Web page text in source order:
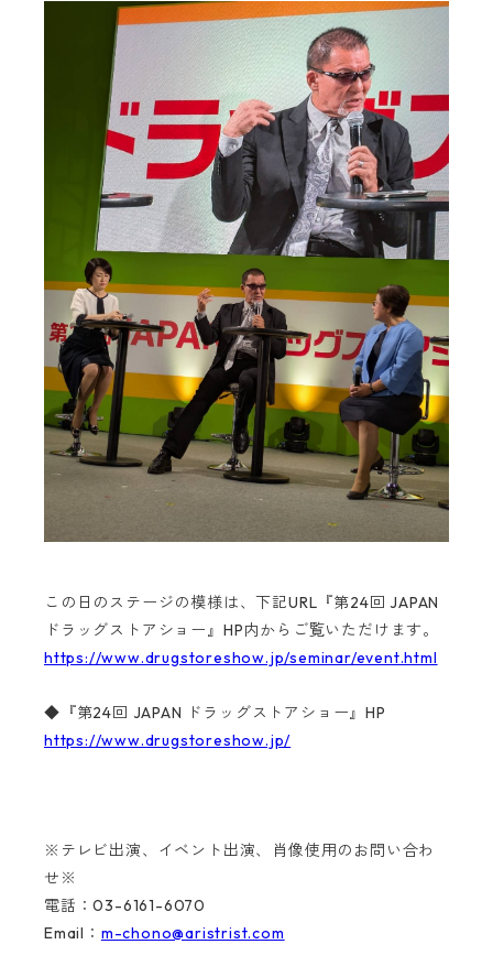
この日のステージの模様は、下記URL『第24回 JAPAN
ドラッグストアショー』HP内からご覧いただけます。
https://www.drugstoreshow.jp/seminar/event.html
◆『第24回 JAPAN ドラッグストアショー』HP
https://www.drugstoreshow.jp/
※テレビ出演、イベント出演、肖像使用のお問い合わ
せ※
電話：03-6161-6070
Email： m-chono@aristrist.com